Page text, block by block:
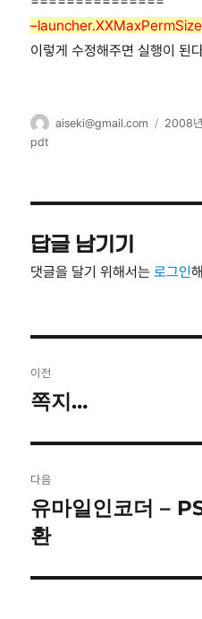
이렇게 수정해주면 실행이 된
글
aiseki@gmail.com
작
2008
pdt
답글 남기기
댓글을 달기 위해서는로그인
탐
이전
이
글:
쪽지…
다음
다
음
유마일인코더 –
환